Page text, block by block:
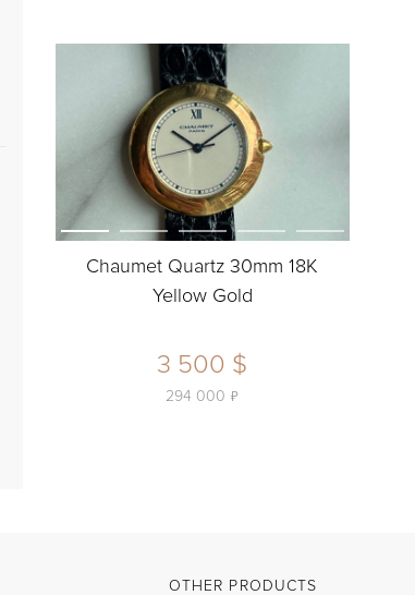
Chaumet Quartz 30mm 18K
Yellow Gold
3 500 $
294 000 ь
OTHER PRODUCTS